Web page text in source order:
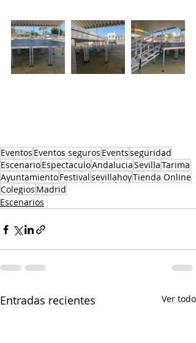
Eventos Eventos seguros Eventsseguridad
EscenarioEspectaculoAndaluciaSevillaTarima
AyuntamientoFestivalsevillahoyTienda Online
Colegios Madrid
Escenarios
Entradas recientes Ver todo